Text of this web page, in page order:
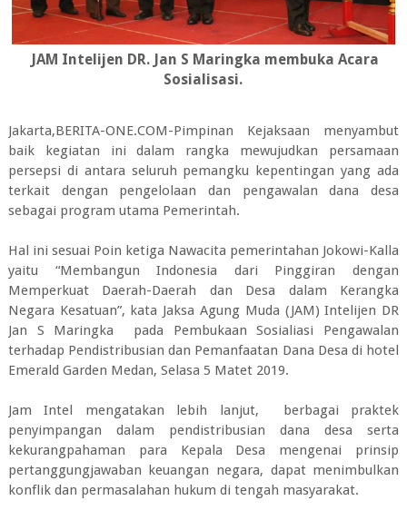
JAM Intelijen DR. Jan S Maringka membuka Acara
Sosialisasi.
Jakarta,BERITA-ONE.COM-Pimpinan Kejaksaan menyambut
baik kegiatan ini dalam rangka mewujudkan persamaan
persepsi di antara seluruh pemangku kepentingan yang ada
terkait dengan pengelolaan dan pengawalan dana desa
sebagai program utama Pemerintah.
Hal ini sesuai Poin ketiga Nawacita pemerintahan Jokowi-Kalla
yaitu “Membangun Indonesia dari Pinggiran dengan
Memperkuat Daerah-Daerah dan Desa dalam Kerangka
Negara Kesatuan”, kata Jaksa Agung Muda (JAM) Intelijen DR
Jan S Maringka pada Pembukaan Sosialiasi Pengawalan
terhadap Pendistribusian dan Pemanfaatan Dana Desa di hotel
Emerald Garden Medan, Selasa 5 Matet 2019.
Jam Intel mengatakan lebih lanjut, berbagai praktek
penyimpangan dalam pendistribusian dana desa serta
kekurangpahaman para Kepala Desa mengenai prinsip
pertanggungjawaban keuangan negara, dapat menimbulkan
konflik dan permasalahan hukum di tengah masyarakat.